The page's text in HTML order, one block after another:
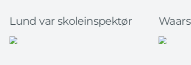
Lund var skoleinspektør